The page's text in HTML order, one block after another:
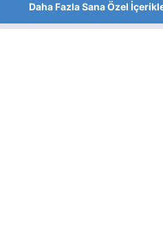
Daha Fazla Sana Özel